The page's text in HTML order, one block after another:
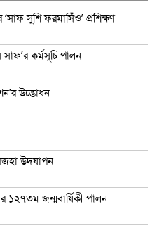
‘সাফ সুশি ফরমাসিঁও’ প্রশিক্ষণ
সাফ’র কর্মসূচি পালন
উদ্ভোধন
উদযাপন
১২৭তম জন্মবার্ষিকী পালন